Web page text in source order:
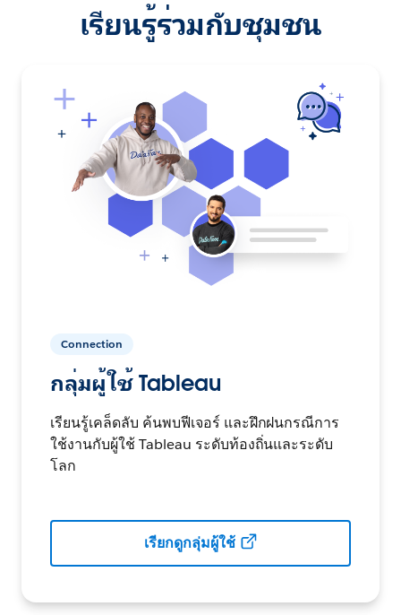
เรียนรู้ร่วมกับชุมชน
Connection
กลุ่มผู้ใช้ Tableau
เรียนรู้เคล็ดลับ ค้นพบฟีเจอร์ และฝึกฝนกรณีการ
ใช้งานกับผู้ใช้ Tableau ระดับท้องถิ่นและระดับ
โลก
เรียกดูกลุ่มผู้ใช้